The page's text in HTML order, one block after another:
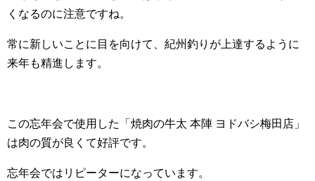
くなるのに注意ですね。
常に新しいことに目を向けて、紀州釣りが上達するように
来年も精進します。
この忘年会で使用した「焼肉の牛太 本陣 ヨドバシ梅田店」
は肉の質が良くて好評です。
忘年会ではリピーターになっています。